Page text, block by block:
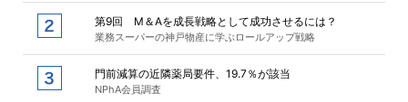
第9回 M＆Aを成長戦略として成功させるには？
業務スーパーの神戸物産に学ぶロールアップ戦略
門前減算の近隣薬局要件、19.7％が該当
NPhA会員調査